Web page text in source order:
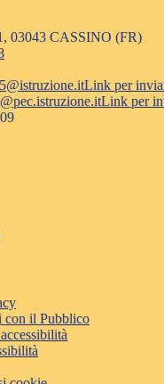
03043 CASSINO (FR)
Link per
Link per
il Pubblico